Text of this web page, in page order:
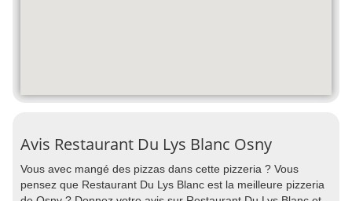
Avis Restaurant Du Lys Blanc Osny
Vous avec mangé des pizzas dans cette pizzeria ? Vous
pensez que Restaurant Du Lys Blanc est la meilleure pizzeria